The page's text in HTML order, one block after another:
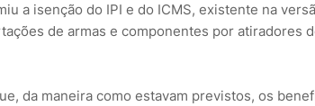
a isenção do IPI e do ICMS, existente na
de armas e componentes por atiradores
da maneira como estavam previstos, os